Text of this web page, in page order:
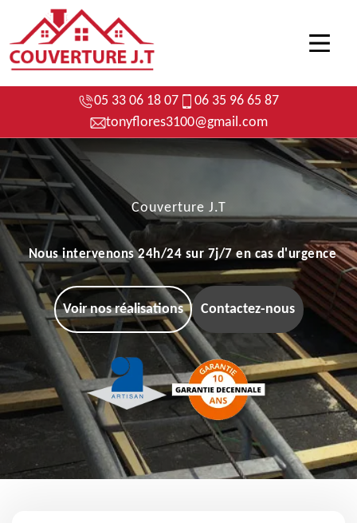
05 33 06 18 07
06 35 96 65 87
tonyflores3100@gmail.com
Couverture J.T
Nous intervenons 24h/24 sur 7j/7 en cas d'urgence
Voir nos réalisations Contactez-nous